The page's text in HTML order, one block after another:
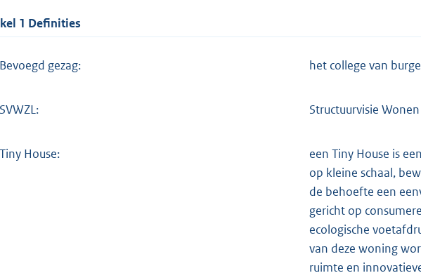
1 Definities
Bevoegd gezag: het college van
SVWZL: Structuurvisie
Tiny House:
een Tiny House is
op kleine schaal,
de behoefte een
gericht op
ecologische
van deze woning
ruimte en